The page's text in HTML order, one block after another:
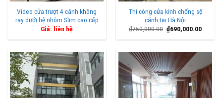
Video cửa trượt 4 cánh không
ray dưới hệ nhôm Slim cao cấp
Giá: liên hệ
Thi công cửa kính chống sệ
cánh tại Hà Nội
₫750,000.00 Giá
gốc
là:
₫690,000.00Giá
tại